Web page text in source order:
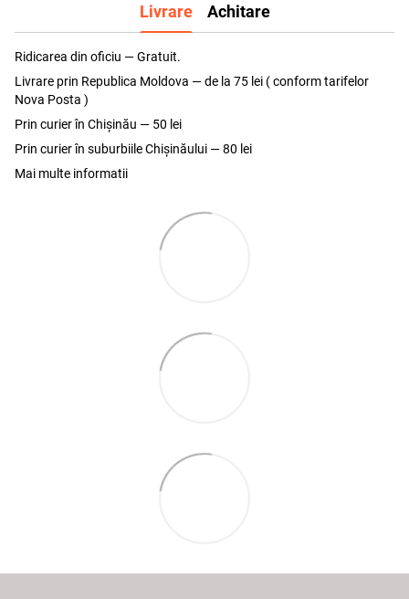
Livrare Achitare
Ridicarea din oficiu — Gratuit.
Livrare prin Republica Moldova — de la 75 lei ( conform tarifelor
Nova Posta )
Prin curier în Chișinău — 50 lei
Prin curier în suburbiile Chişinăului — 80 lei
Mai multe informatii